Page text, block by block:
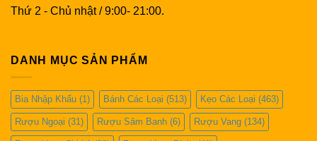
Thứ 2 - Chủ nhật / 9:00- 21:00.
DANH MỤC SẢN PHẨM
Bia Nhập Khẩu (1) Bánh Các Loại (513) Kẹo Các Loại (463)
Rượu Ngoại (31) Rượu Sâm Banh (6) Rượu Vang (134)